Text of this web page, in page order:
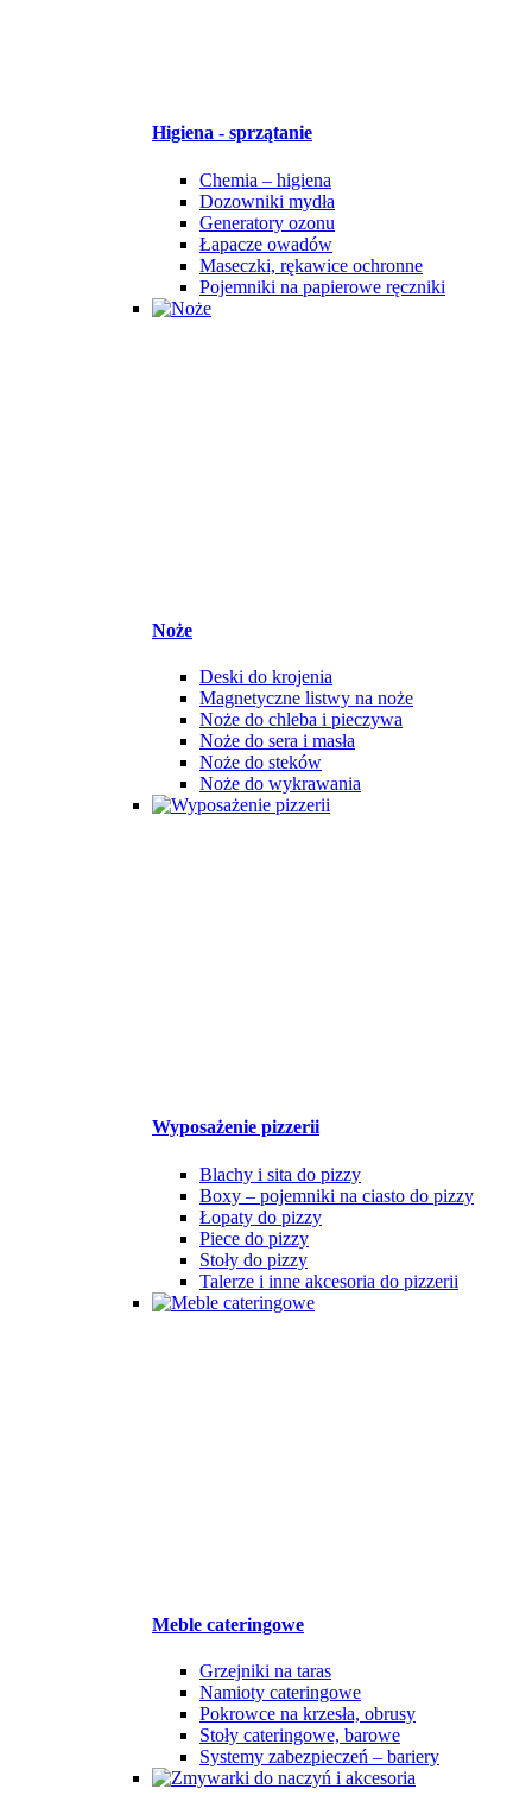
Higiena - sprzątanie
Chemia – higiena
Dozowniki mydła
Generatory ozonu
Łapacze owadów
Maseczki, rękawice ochronne
Pojemniki na papierowe ręczniki
Noże
Deski do krojenia
Magnetyczne listwy na noże
Noże do chleba i pieczywa
Noże do sera i masła
Noże do steków
Noże do wykrawania
Wyposażenie pizzerii
Blachy i sita do pizzy
Boxy – pojemniki na ciasto do pizzy
Łopaty do pizzy
Piece do pizzy
Stoły do pizzy
Talerze i inne akcesoria do pizzerii
Meble cateringowe
Grzejniki na taras
Namioty cateringowe
Pokrowce na krzesła, obrusy
Stoły cateringowe, barowe
Systemy zabezpieczeń – bariery